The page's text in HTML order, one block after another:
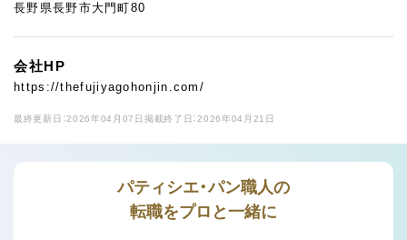
長野県長野市大門町80
会社HP
https://thefujiyagohonjin.com/
最終更新日：2026年04月07日 掲載終了日：2026年04月21日
パティシエ・パン職人の
転職をプロと一緒に